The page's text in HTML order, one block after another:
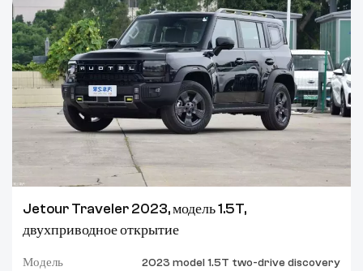
Jetour Traveler 2023, модель 1.5T,
двухприводное открытие
Модель 2023 model 1.5T two-drive discovery